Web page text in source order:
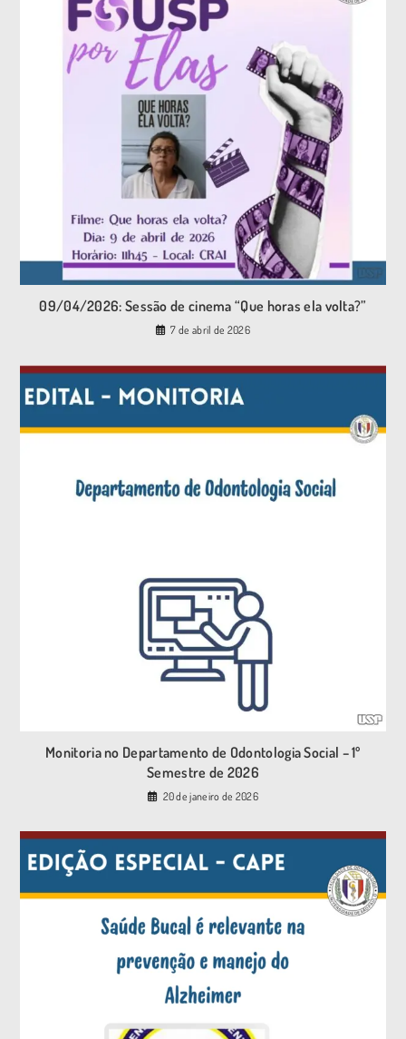
09/04/2026: Sessão de cinema “Que horas ela volta?”
7 de abril de 2026
Monitoria no Departamento de Odontologia Social – 1º
Semestre de 2026
20 de janeiro de 2026